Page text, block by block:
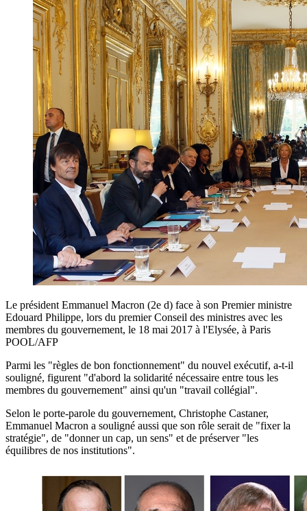
Le président Emmanuel Macron (2e d) face à son Premier ministre
Edouard Philippe, lors du premier Conseil des ministres avec les
membres du gouvernement, le 18 mai 2017 à l'Elysée, à Paris
POOL/AFP
Parmi les "règles de bon fonctionnement" du nouvel exécutif, a-t-il
souligné, figurent "d'abord la solidarité nécessaire entre tous les
membres du gouvernement" ainsi qu'un "travail collégial".
Selon le porte-parole du gouvernement, Christophe Castaner,
Emmanuel Macron a souligné aussi que son rôle serait de "fixer la
stratégie", de "donner un cap, un sens" et de préserver "les
équilibres de nos institutions".